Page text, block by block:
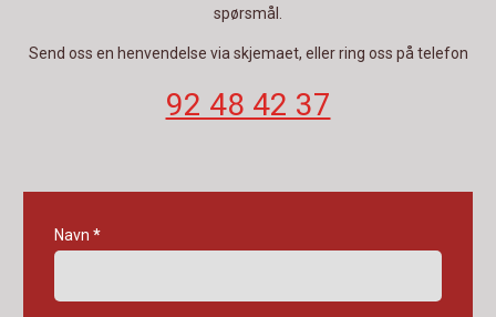
spørsmål.
Send oss en henvendelse via skjemaet, eller ring oss på telefon
92 48 42 37
kontaktskjema
Navn *